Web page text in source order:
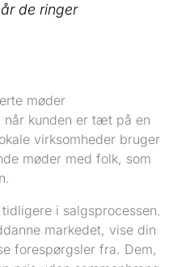
de ringer
møder
kunden er tæt på en
virksomheder bruger
møder med folk, som
i salgsprocessen.
markedet, vise din
forespørgsler fra. Dem,